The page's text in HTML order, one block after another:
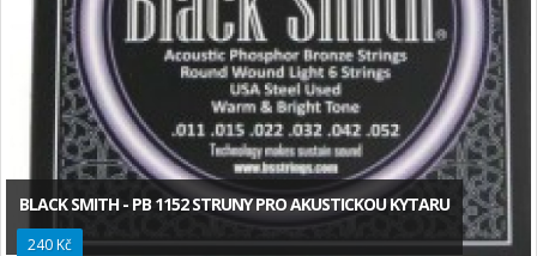
BLACK SMITH - PB 1152 STRUNY PRO AKUSTICKOU KYTARU
240 Kč